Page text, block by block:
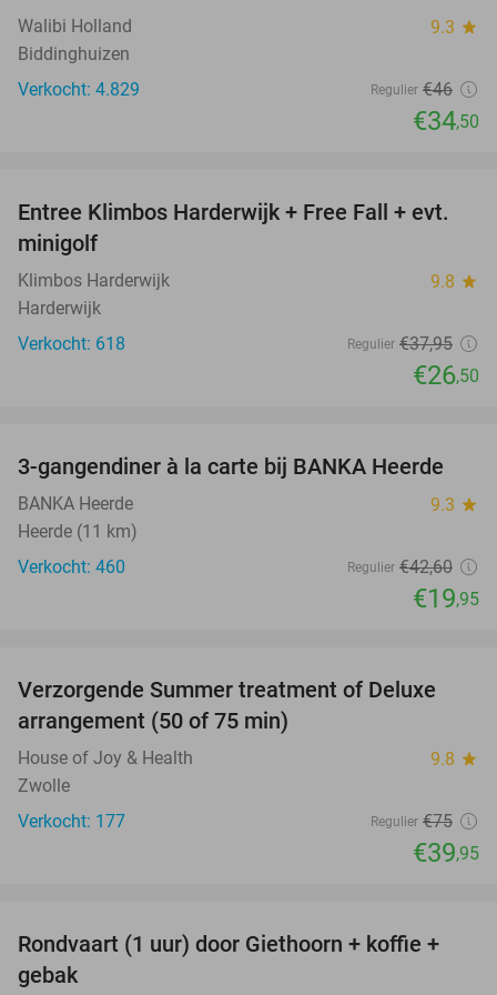
Walibi Holland 9.3 star
Biddinghuizen
Verkocht: 4.829
Regulier €46
€34,50
30%
Entree Klimbos Harderwijk + Free Fall + evt.
minigolf
Klimbos Harderwijk 9.8 star
Harderwijk
Verkocht: 618
Regulier €37,95
€26,50
53%
3-gangendiner à la carte bij BANKA Heerde
BANKA Heerde 9.3 star
Heerde (11 km)
Verkocht: 460
Regulier €42,60
€19,95
47%
Verzorgende Summer treatment of Deluxe
arrangement (50 of 75 min)
House of Joy & Health 9.8 star
Zwolle
Verkocht: 177
Regulier €75
€39,95
46%
Rondvaart (1 uur) door Giethoorn + koffie +
gebak